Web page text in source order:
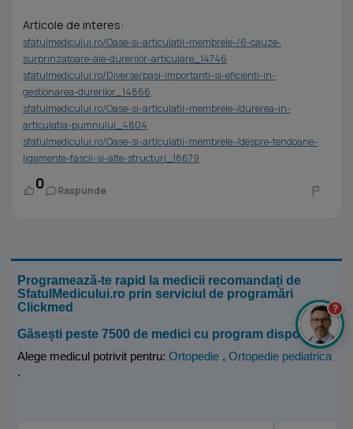
Articole de interes:
sfatulmedicului.ro/Oase-si-articulatii--membrele-/6-cauze-
surprinzatoare-ale-durerilor-articulare_14746
sfatulmedicului.ro/Diverse/pasi-importanti-si-eficienti-in-
gestionarea-durerilor_14866
sfatulmedicului.ro/Oase-si-articulatii--membrele-/durerea-in-
articulatia-pumnului_4804
sfatulmedicului.ro/Oase-si-articulatii--membrele-/despre-tendoane-
ligamente-fascii-si-alte-structuri_18679
0 Raspunde
Programează-te rapid la medicii recomandați de
SfatulMedicului.ro prin serviciul de programări
Clickmed
Găsești peste 7500 de medici cu program disponibil
Alege medicul potrivit pentru: Ortopedie , Ortopedie pediatrica
.
?